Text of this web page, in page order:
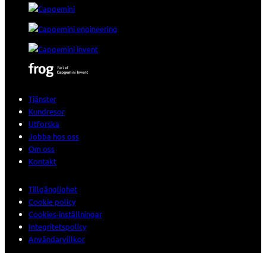
Tjänster
Kundresor
Utforska
Jobba hos oss
Om oss
Kontakt
Tillgänglighet
Cookie policy
Cookies-inställningar
Integritetspolicy
Användarvillkor